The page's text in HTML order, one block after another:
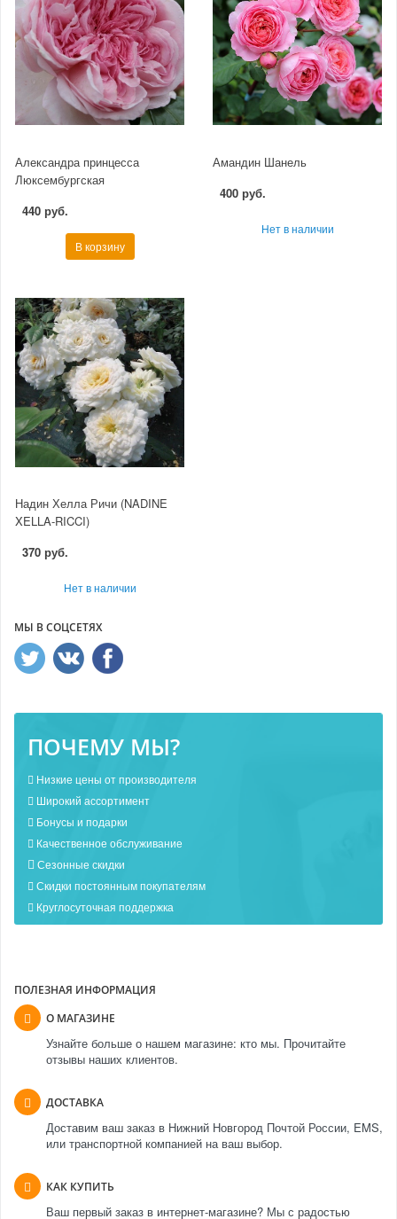
Александра принцесса
Люксембургская
440 руб.
В корзину
Амандин Шанель
400 руб.
Нет в наличии
Надин Хелла Ричи (NADINE
XELLA-RICCI)
370 руб.
Нет в наличии
МЫ В СОЦСЕТЯХ
ПОЧЕМУ МЫ?
Низкие цены от производителя
Широкий ассортимент
Бонусы и подарки
Качественное обслуживание
Сезонные скидки
Скидки постоянным покупателям
Круглосуточная поддержка
ПОЛЕЗНАЯ ИНФОРМАЦИЯ
О МАГАЗИНЕ
Узнайте больше о нашем магазине: кто мы. Прочитайте
отзывы наших клиентов.
ДОСТАВКА
Доставим ваш заказ в Нижний Новгород Почтой России, EMS,
или транспортной компанией на ваш выбор.
КАК КУПИТЬ
Ваш первый заказ в интернет-магазине? Мы с радостью